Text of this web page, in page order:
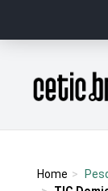
Página
Home